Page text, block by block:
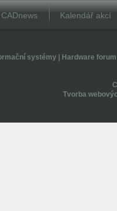
Kalendář akcí
systémy| Hardware forum
Tvorba